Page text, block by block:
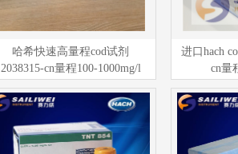
哈希快速高量程cod试剂
2038315-cn量程100-1000mg/l
进口hach
cn量